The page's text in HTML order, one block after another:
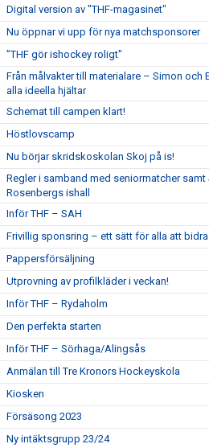
Digital version av "THF-magasinet"
Nu öppnar vi upp för nya matchsponsorer
”THF gör ishockey roligt"
Från målvakter till materialare – Simon och
alla ideella hjältar
Schemat till campen klart!
Höstlovscamp
Nu börjar skridskoskolan Skoj på is!
Regler i samband med seniormatcher samt
Rosenbergs ishall
Inför THF – SAH
Frivillig sponsring – ett sätt för alla att bidra
Pappersförsäljning
Utprovning av profilkläder i veckan!
Inför THF – Rydaholm
Den perfekta starten
Inför THF – Sörhaga/Alingsås
Anmälan till Tre Kronors Hockeyskola
Kiosken
Försäsong 2023
Ny intäktsgrupp 23/24